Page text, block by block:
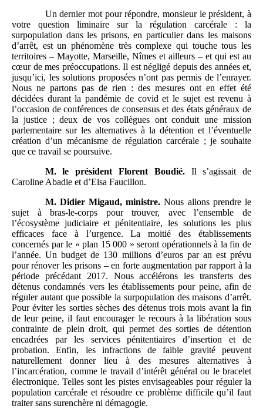
Un dernier mot pour répondre, monsieur le président, à
votre question liminaire sur la régulation carcérale : la
surpopulation dans les prisons, en particulier dans les maisons
d’arrêt, est un phénomène très complexe qui touche tous les
territoires – Mayotte, Marseille, Nîmes et ailleurs – et qui est au
cœur de mes préoccupations. Il est négligé depuis des années et,
jusqu’ici, les solutions proposées n’ont pas permis de l’enrayer.
Nous ne partons pas de rien : des mesures ont en effet été
décidées durant la pandémie de covid et le sujet est revenu à
l’occasion de conférences de consensus et des états généraux de
la justice ; deux de vos collègues ont conduit une mission
parlementaire sur les alternatives à la détention et l’éventuelle
création d’un mécanisme de régulation carcérale ; je souhaite
que ce travail se poursuive.
M.
le président Florent Boudié.Il s’agissait de
Caroline Abadie et d’Elsa Faucillon.
M. Didier Migaud, ministre. Nous allons prendre le
sujet à bras-le-corps pour trouver, avec l’ensemble de
l’écosystème judiciaire et pénitentiaire, les solutions les plus
efficaces face à l’urgence. La moitié des établissements
concernés par le « plan 15 000 » seront opérationnels à la fin de
l’année. Un budget de 130 millions d’euros par an est prévu
pour rénover les prisons – en forte augmentation par rapport à la
période précédant 2017. Nous accélérons les transferts des
détenus condamnés vers les établissements pour peine, afin de
réguler autant que possible la surpopulation des maisons d’arrêt.
Pour éviter les sorties sèches des détenus trois mois avant la fin
de leur peine, il faut encourager le recours à la libération sous
contrainte de plein droit, qui permet des sorties de détention
encadrées par les services pénitentiaires d’insertion et de
probation. Enfin, les infractions de faible gravité peuvent
naturellement donner lieu à des mesures alternatives à
l’incarcération, comme le travail d’intérêt général ou le bracelet
électronique. Telles sont les pistes envisageables pour réguler la
population carcérale et résoudre ce problème difficile qu’il faut
traiter sans surenchère ni démagogie.